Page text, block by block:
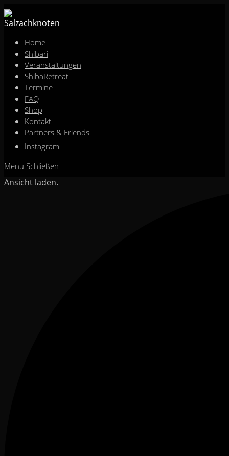
Zum
Inhalt
Home
Shibari
Veranstaltungen
ShibaRetreat
Termine
FAQ
Shop
Kontakt
Partners & Friends
Instagram
Menü Schließen
Ansicht laden.